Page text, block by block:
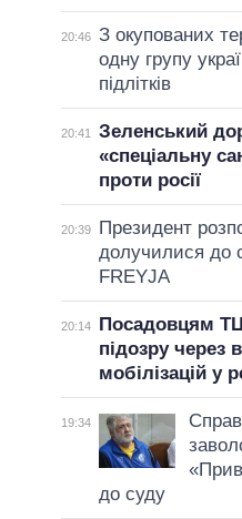
20:46 З окупованих
одну групу
підлітків
20:41
Зеленський
«спеціальну
проти росії
20:39
Президент
долучилися до
FREYJA
20:14
Посадовцям
підозру через
мобілізацій у
19:34
до суду